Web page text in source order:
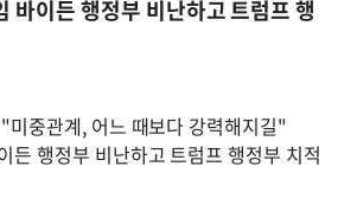
바이든 행정부 비난하고 트럼프 행
중관계, 어느 때보다 강력해지길"
든 행정부 비난하고 트럼프 행정부 치적